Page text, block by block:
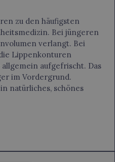
zu den häufigsten
Bei jüngeren
verlangt. Bei
Lippenkonturen
aufgefrischt. Das
im Vordergrund.
natürliches, schönes